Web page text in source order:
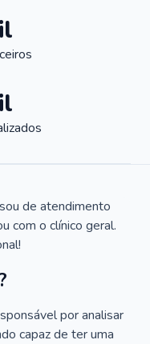
de atendimento
com o clínico geral.
por analisar
capaz de ter uma